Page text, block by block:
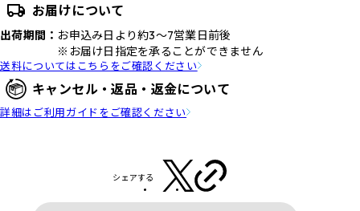
お届けについて
出荷期間： お申込み日より約3～7営業日前後
※お届け日指定を承ることができません
送料についてはこちらをご確認ください
キャンセル・返品・返金について
詳細はご利用ガイドをご確認ください
シェアする